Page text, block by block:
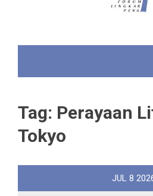
Tag: Perayaan
Tokyo
JUL 8